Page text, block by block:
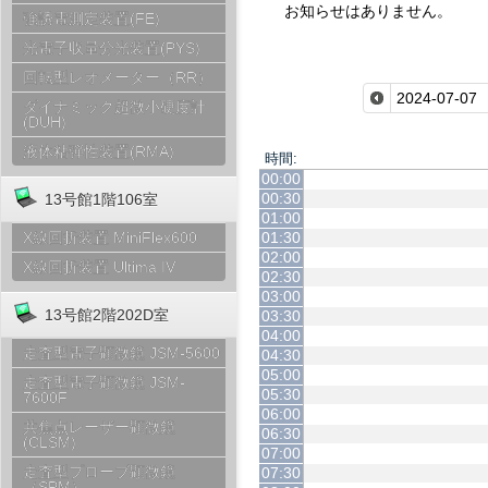
強誘電測定装置(FE)
光電子収量分光装置(PYS)
回転型レオメーター（RR）
ダイナミック超微小硬度計
(DUH)
液体粘弾性装置(RMA)
13号館1階106室
X線回折装置 MiniFlex600
X線回折装置 Ultima IV
13号館2階202D室
走査型電子顕微鏡 JSM-5600
走査型電子顕微鏡 JSM-
7600F
共焦点レーザー顕微鏡
(CLSM)
走査型プローブ顕微鏡
お知らせはありません。
時間:
00:00
00:30
01:00
01:30
02:00
02:30
03:00
03:30
04:00
04:30
05:00
05:30
06:00
06:30
07:00
07:30